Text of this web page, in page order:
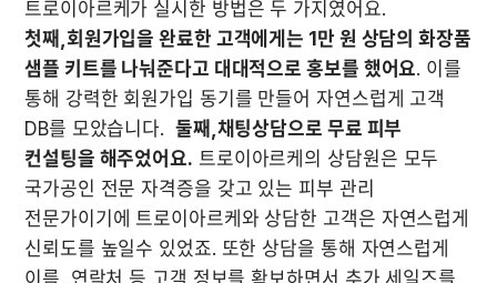
첫째,회원가입을 완료한 고객에게는 1만 원 상담의 화장품
샘플 키트를 나눠준다고 대대적으로 홍보를 했어요. 이를
통해 강력한 회원가입 동기를 만들어 자연스럽게 고객
DB를 모았습니다. 둘째,채팅상담으로 무료 피부
컨설팅을 해주었어요. 트로이아르케의 상담원은 모두
국가공인 전문 자격증을 갖고 있는 피부 관리
전문가이기에 트로이아르케와 상담한 고객은 자연스럽게
신뢰도를 높일수 있었죠. 또한 상담을 통해 자연스럽게
이름, 연락처 등 고객 정보를 확보하면서 추가 세일즈를